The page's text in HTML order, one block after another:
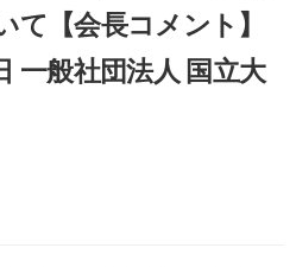
て【会長コメント】
一般社団法人 国立大